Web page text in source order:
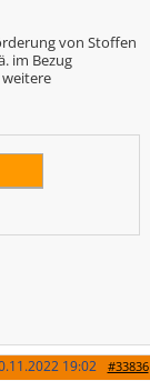
von Stoffen
im Bezug
#33836
19:02